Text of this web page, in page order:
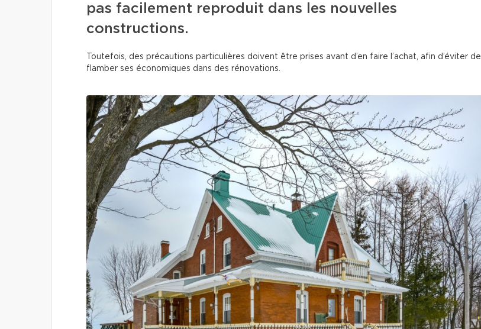
pas facilement reproduit dans les nouvelles
constructions.
Toutefois, des précautions particulières doivent être prises avant d’en faire l’achat, afin d’éviter de
flamber ses économiques dans des rénovations.